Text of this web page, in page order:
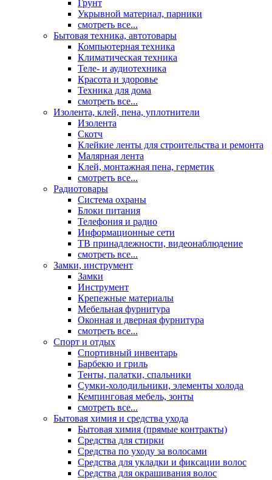
Грунт
Укрывной материал, парники
смотреть все...
Бытовая техника, автотовары
Компьютерная техника
Климатическая техника
Теле- и аудиотехника
Красота и здоровье
Техника для дома
смотреть все...
Изолента, клей, пена, уплотнители
Изолента
Скотч
Клейкие ленты для строительства и ремонта
Малярная лента
Клей, монтажная пена, герметик
смотреть все...
Радиотовары
Система охраны
Блоки питания
Телефония и радио
Информационные сети
ТВ принадлежности, видеонаблюдение
смотреть все...
Замки, инструмент
Замки
Инструмент
Крепежные материалы
Мебельная фурнитура
Оконная и дверная фурнитура
смотреть все...
Спорт и отдых
Спортивный инвентарь
Барбекю и гриль
Тенты, палатки, спальники
Сумки-холодильники, элементы холода
Кемпинговая мебель, зонты
смотреть все...
Бытовая химия и средства ухода
Бытовая химия (прямые контракты)
Средства для стирки
Средства по уходу за волосами
Средства для укладки и фиксации волос
Средства для окрашивания волос